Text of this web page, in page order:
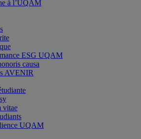
à l’UQAM
ESG UQAM
causa
AVENIR
vitae
UQAM